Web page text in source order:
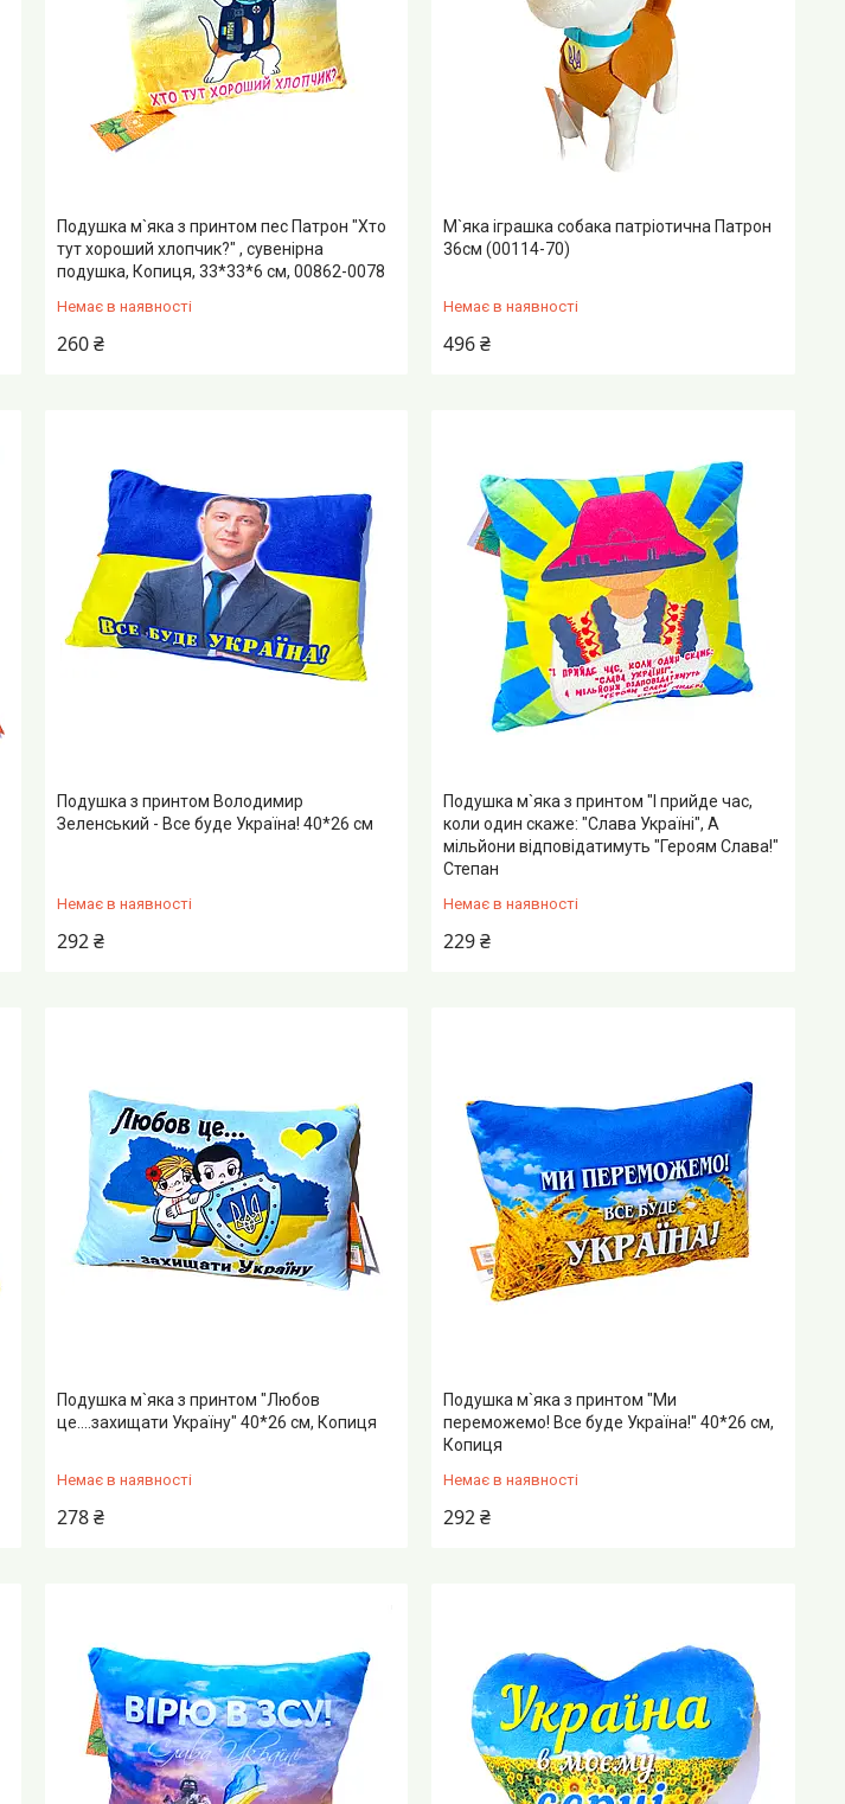
Подушка м`яка з принтом пес Патрон "Хто
тут хороший хлопчик?" , сувенірна
подушка, Копиця, 33*33*6 см, 00862-0078
Немає в наявності
260 ₴
М`яка іграшка собака патріотична Патрон
36см (00114-70)
Немає в наявності
496 ₴
Подушка з принтом Володимир
Зеленський - Все буде Україна! 40*26 см
Немає в наявності
292 ₴
Подушка м`яка з принтом "І прийде час,
коли один скаже: "Слава Україні", А
мільйони відповідатимуть "Героям Слава!"
Степан
Немає в наявності
229 ₴
Подушка м`яка з принтом "Любов
це....захищати Україну" 40*26 см, Копиця
Немає в наявності
278 ₴
Подушка м`яка з принтом "Ми
переможемо! Все буде Україна!" 40*26 см,
Копиця
Немає в наявності
292 ₴